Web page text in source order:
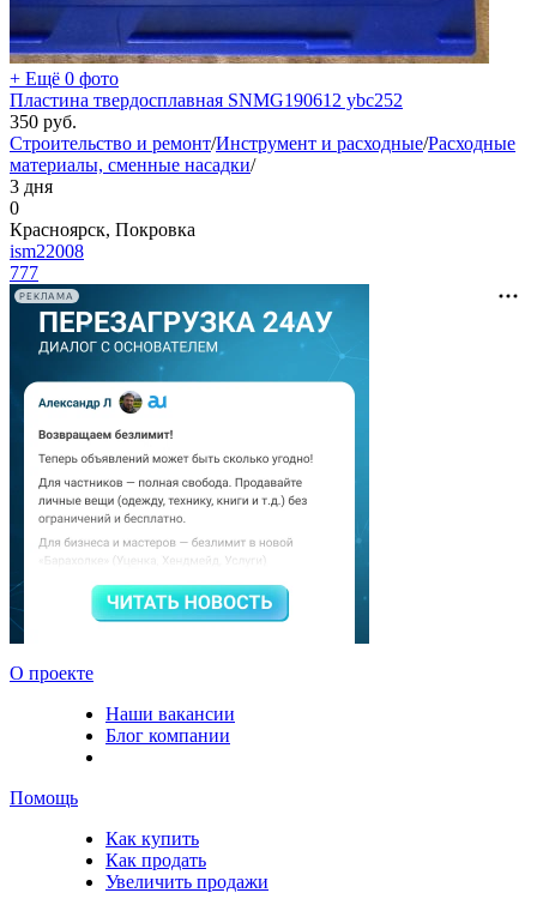
+ Ещё 0 фото
Пластина твердосплавная SNMG190612 ybc252
350 руб.
Строительство и ремонт/Инструмент и расходные/Расходные
материалы, сменные насадки/
3 дня
0
Красноярск, Покровка
ism22008
777
РЕКЛАМА
О проекте
Наши вакансии
Блог компании
Помощь
Как купить
Как продать
Увеличить продажи